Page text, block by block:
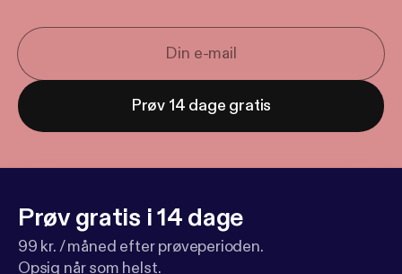
Prøv 14 dage gratis
Prøv gratis i 14 dage
99 kr. / måned efter prøveperioden.
Opsig når som helst.